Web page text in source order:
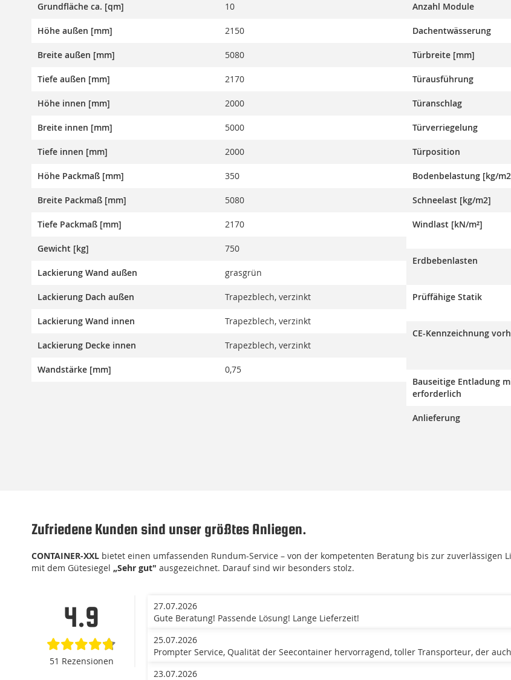
Grundfläche ca. [qm] 10
Höhe außen [mm] 2150
Breite außen [mm] 5080
Tiefe außen [mm] 2170
Höhe innen [mm] 2000
Breite innen [mm] 5000
Tiefe innen [mm] 2000
Höhe Packmaß [mm] 350
Breite Packmaß [mm] 5080
Tiefe Packmaß [mm] 2170
Gewicht [kg] 750
Lackierung Wand außen grasgrün
Lackierung Dach außen Trapezblech, verzinkt
Lackierung Wand innen Trapezblech, verzinkt
Lackierung Decke innen Trapezblech, verzinkt
Wandstärke [mm] 0,75
Anzahl Module
Dachentwässerung
Türbreite [mm]
Türausführung
Türanschlag
Türverriegelung
Türposition
Bodenbelastung [kg/
Schneelast [kg/m2]
Windlast [kN/m²]
Erdbebenlasten
Prüffähige Statik
CE-Kennzeichnung
Bauseitige Entladung
erforderlich
Anlieferung
Zufriedene Kunden sind unser größtes Anliegen.
CONTAINER-XXL bietet einen umfassenden Rundum-Service – von der kompetenten Beratung bis zur
mit dem Gütesiegel „Sehr gut" ausgezeichnet. Darauf sind wir besonders stolz.
4.9
51 Rezensionen
27.07.2026
Gute Beratung! Passende Lösung! Lange Lieferzeit!
25.07.2026
Prompter Service, Qualität der Seecontainer hervorragend, toller Transporteur, der
23.07.2026